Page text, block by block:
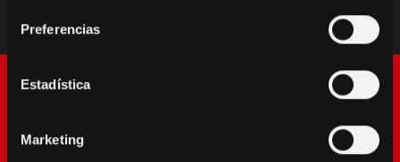
Preferencias
Estadística
Marketing